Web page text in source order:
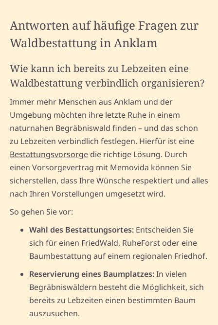
Antworten auf häufige Fragen zur
Waldbestattung in Anklam
Wie kann ich bereits zu Lebzeiten eine
Waldbestattung verbindlich organisieren?
Immer mehr Menschen aus Anklam und der
Umgebung möchten ihre letzte Ruhe in einem
naturnahen Begräbniswald finden – und das schon
zu Lebzeiten verbindlich festlegen. Hierfür ist eine
Bestattungsvorsorge die richtige Lösung. Durch
einen Vorsorgevertrag mit Memovida können Sie
sicherstellen, dass Ihre Wünsche respektiert und alles
nach Ihren Vorstellungen umgesetzt wird.
So gehen Sie vor:
Wahl des Bestattungsortes: Entscheiden Sie
sich für einen FriedWald, RuheForst oder eine
Baumbestattung auf einem regionalen Friedhof.
Reservierung eines Baumplatzes:In vielen
Begräbniswäldern besteht die Möglichkeit, sich
bereits zu Lebzeiten einen bestimmten Baum
auszusuchen.